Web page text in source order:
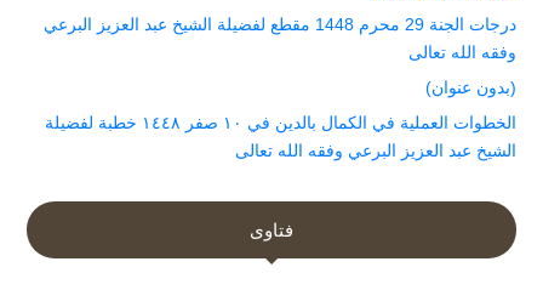
درجات الجنة 29 محرم 1448 مقطع لفضيلة الشيخ عبد العزيز البرعي
وفقه الله تعالى
(بدون عنوان)
الخطوات العملية في الكمال بالدين في ١٠ صفر ١٤٤٨ خطبة لفضيلة
الشيخ عبد العزيز البرعي وفقه الله تعالى
فتاوى